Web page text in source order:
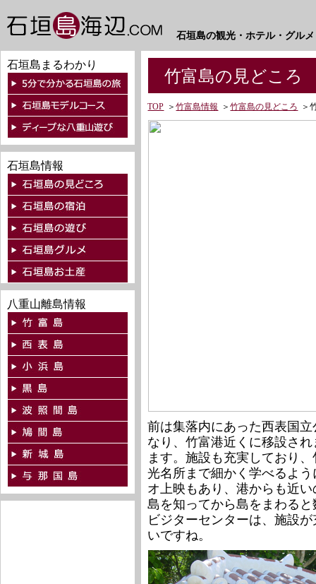
石垣島の観光・ホテル・グル
石垣島まるわかり
石垣島情報
八重山離島情報
竹富島の見どころ
TOP ＞竹富島情報 ＞竹富島の見どころ ＞
前は集落内にあった西表国
なり、竹富港近くに移設さ
ます。施設も充実しており
光名所まで細かく学べるよ
オ上映もあり、港からも近
島を知ってから島をまわる
ビジターセンターは、施設
いですね。